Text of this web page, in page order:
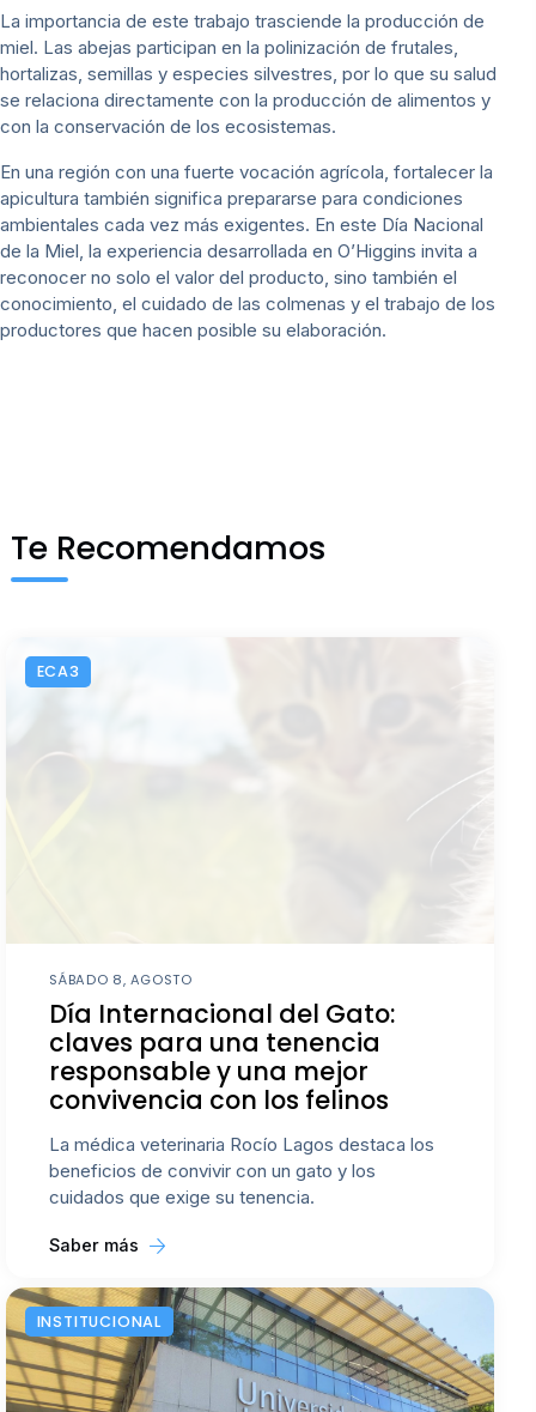
La importancia de este trabajo trasciende la producción de
miel. Las abejas participan en la polinización de frutales,
hortalizas, semillas y especies silvestres, por lo que su salud
se relaciona directamente con la producción de alimentos y
con la conservación de los ecosistemas.
En una región con una fuerte vocación agrícola, fortalecer la
apicultura también significa prepararse para condiciones
ambientales cada vez más exigentes. En este Día Nacional
de la Miel, la experiencia desarrollada en O’Higgins invita a
reconocer no solo el valor del producto, sino también el
conocimiento, el cuidado de las colmenas y el trabajo de los
productores que hacen posible su elaboración.
Te Recomendamos
ECA3
SÁBADO 8, AGOSTO
Día Internacional del Gato:
claves para una tenencia
responsable y una mejor
convivencia con los felinos
La médica veterinaria Rocío Lagos destaca los
beneficios de convivir con un gato y los
cuidados que exige su tenencia.
Saber más
INSTITUCIONAL